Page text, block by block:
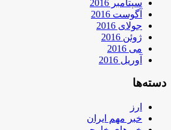
سپتامبر 2016
آگوست 2016
جولای 2016
ژوئن 2016
می 2016
آوریل 2016
دسته‌ها
ارز
خبر مهم ایران